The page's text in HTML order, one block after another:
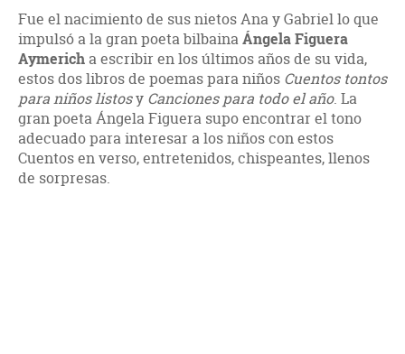
Fue el nacimiento de sus nietos Ana y Gabriel lo que
impulsó a la gran poeta bilbainaÁngela Figuera
Aymerich a escribir en los últimos años de su vida,
estos dos libros de poemas para niños Cuentos tontos
para niños listosy Canciones para todo el año. La
gran poeta Ángela Figuera supo encontrar el tono
adecuado para interesar a los niños con estos
Cuentos en verso, entretenidos, chispeantes, llenos
de sorpresas.